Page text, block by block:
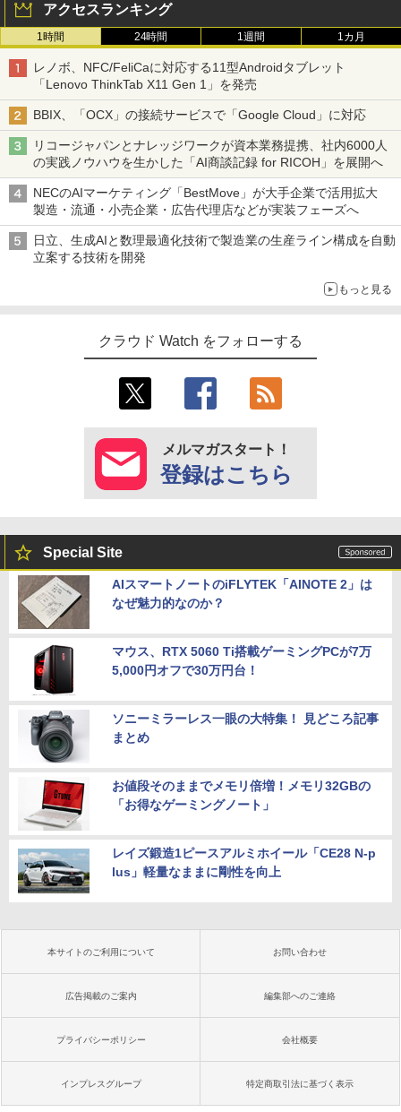
アクセスランキング
1時間 24時間 1週間 1カ月
レノボ、NFC/FeliCaに対応する11型Androidタブレット
「Lenovo ThinkTab X11 Gen 1」を発売
BBIX、「OCX」の接続サービスで「Google Cloud」に対応
リコージャパンとナレッジワークが資本業務提携、社内6000人
の実践ノウハウを生かした「AI商談記録 for RICOH」を展開へ
NECのAIマーケティング「BestMove」が大手企業で活用拡大
製造・流通・小売企業・広告代理店などが実装フェーズへ
日立、生成AIと数理最適化技術で製造業の生産ライン構成を自動
立案する技術を開発
もっと見る
クラウド Watch をフォローする
メルマガスタート！
登録はこちら
Special Site
AIスマートノートのiFLYTEK「AINOTE 2」は
なぜ魅力的なのか？
マウス、RTX 5060 Ti搭載ゲーミングPCが7万
5,000円オフで30万円台！
ソニーミラーレス一眼の大特集！ 見どころ記事
まとめ
お値段そのままでメモリ倍増！メモリ32GBの
「お得なゲーミングノート」
レイズ鍛造1ピースアルミホイール「CE28 N-p
lus」軽量なままに剛性を向上
本サイトのご利用について お問い合わせ
広告掲載のご案内 編集部へのご連絡
プライバシーポリシー 会社概要
インプレスグループ 特定商取引法に基づく表示